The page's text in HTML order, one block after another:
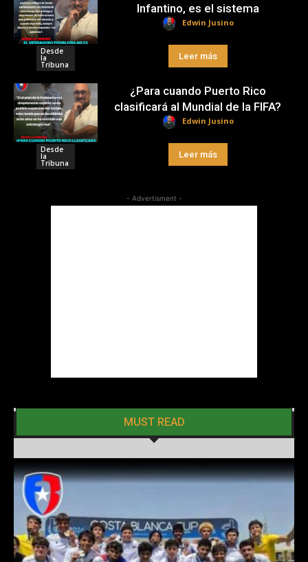
Desde
la
Tribuna
Infantino, es el sistema
Edwin Jusino
Leer más
Desde
la
Tribuna
¿Para cuando Puerto Rico
clasificará al Mundial de la FIFA?
Edwin Jusino
Leer más
- Advertisment -
MUST READ